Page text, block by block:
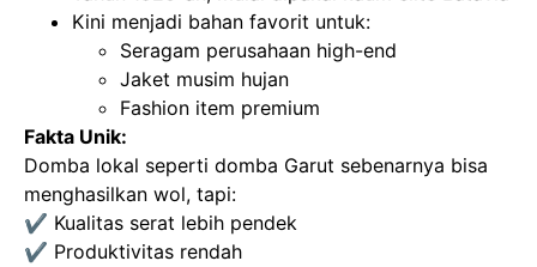
Kini menjadi bahan favorit untuk:
Seragam perusahaan high-end
Jaket musim hujan
Fashion item premium
Fakta Unik:
Domba lokal seperti domba Garut sebenarnya bisa
menghasilkan wol, tapi:
✔ Kualitas serat lebih pendek
✔ Produktivitas rendah